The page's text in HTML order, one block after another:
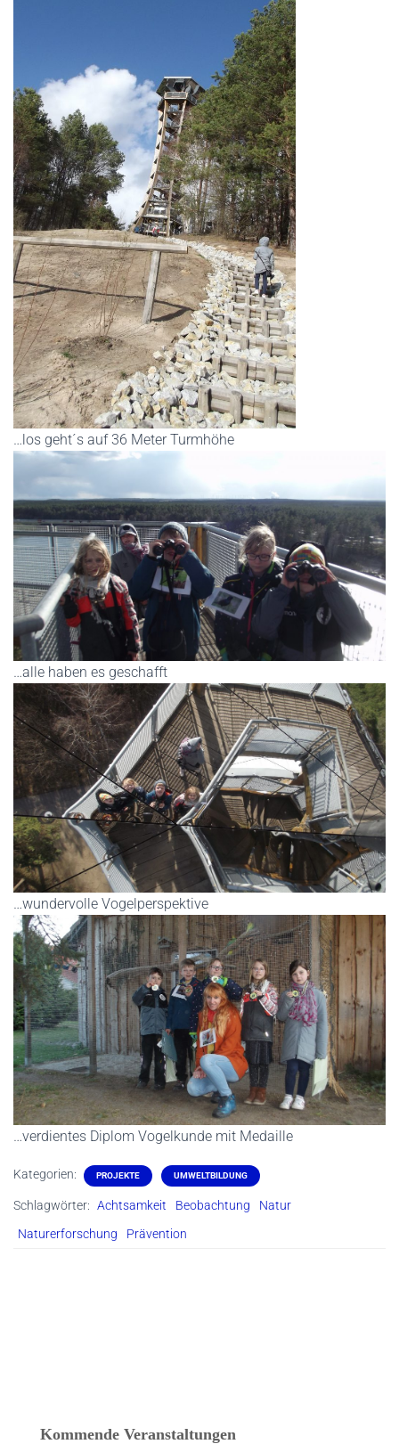
…los geht´s auf 36 Meter Turmhöhe
…alle haben es geschafft
…wundervolle Vogelperspektive
…verdientes Diplom Vogelkunde mit Medaille
Kategorien: PROJEKTE UMWELTBILDUNG
Schlagwörter: Achtsamkeit Beobachtung
Natur
Naturerforschung
Prävention
Kommende Veranstaltungen